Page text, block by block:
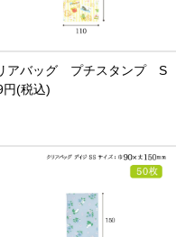
アバッグ プチスタンプ S
円(税込)